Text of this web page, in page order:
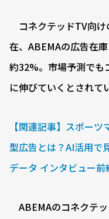
コネクテッドTV向け
在、ABEMAの広告在
約32%。市場予測でも
に伸びていくとされて
【関連記事】スポー
型広告とは？AI活用で
データ インタビュー前
ABEMAのコネクテ